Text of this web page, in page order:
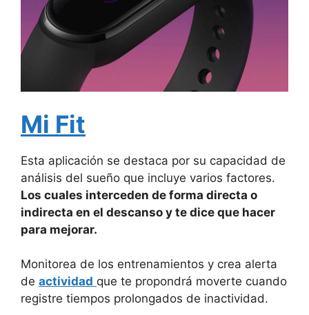
Mi Fit
Esta aplicación se destaca por su capacidad de
análisis del sueño que incluye varios factores.
Los cuales interceden de forma directa o
indirecta en el descanso y te dice que hacer
para mejorar.
Monitorea de los entrenamientos y crea alerta
de actividad que te propondrá moverte cuando
registre tiempos prolongados de inactividad.